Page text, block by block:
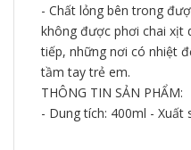
- Chất lỏng bên trong
không được phơi chai xịt
tiếp, những nơi có nhiệt
tầm tay trẻ em.
THÔNG TIN SẢN PHẨM:
- Dung tích: 400ml - Xuất